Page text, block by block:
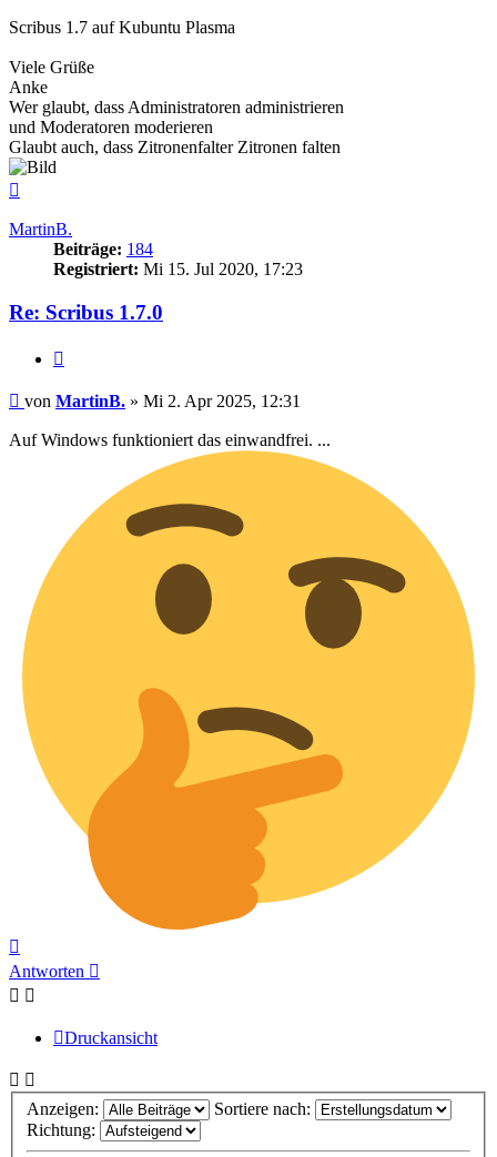
Scribus 1.7 auf Kubuntu Plasma
Viele Grüße
Anke
Wer glaubt, dass Administratoren administrieren
und Moderatoren moderieren
Glaubt auch, dass Zitronenfalter Zitronen falten
MartinB.
Beiträge: 184
Registriert: Mi 15. Jul 2020, 17:23
Re: Scribus 1.7.0
Beitrag
von MartinB. » Mi 2. Apr 2025, 12:31
Auf Windows funktioniert das einwandfrei. ...
oben
Antworten
Druckansicht
Anzeigen:
Sortiere nach:
Richtung: